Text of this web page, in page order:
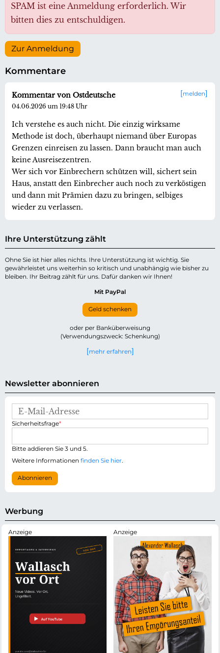
SPAM ist eine Anmeldung erforderlich. Wir
bitten dies zu entschuldigen.
Zur Anmeldung
Kommentare
melden
Kommentar von Ostdeutsche
04.06.2026 um 19:48 Uhr
Ich verstehe es auch nicht. Die einzig wirksame
Methode ist doch, überhaupt niemand über Europas
Grenzen einreisen zu lassen. Dann braucht man auch
keine Ausreisezentren.
Wer sich vor Einbrechern schützen will, sichert sein
Haus, anstatt den Einbrecher auch noch zu verköstigen
und dann mit Prämien dazu zu bringen, selbiges
wieder zu verlassen.
Ihre Unterstützung zählt
Ohne Sie ist hier alles nichts. Ihre Unterstützung ist wichtig. Sie
gewährleistet uns weiterhin so kritisch und unabhängig wie bisher zu
bleiben. Ihr Beitrag zählt für uns. Dafür danken wir Ihnen!
Mit PayPal
Geld schenken
oder per Banküberweisung
(Verwendungszweck: Schenkung)
mehr erfahren
Newsletter abonnieren
M
l
-
d
r
s
e
P
i
h
t
f
d
Sicherheitsfrage*
Bitte addieren Sie 3 und 5.
Weitere Informationen finden Sie hier.
Abonnieren
Werbung